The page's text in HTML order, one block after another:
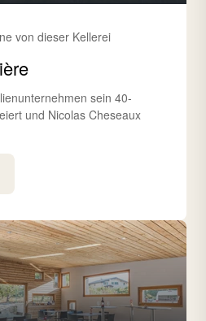
von dieser Kellerei
sein 40-
und Nicolas Cheseaux